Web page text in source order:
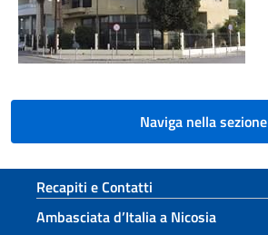
Naviga nella sezione
Sezione footer
Recapiti e Contatti
Ambasciata d’Italia a Nicosia